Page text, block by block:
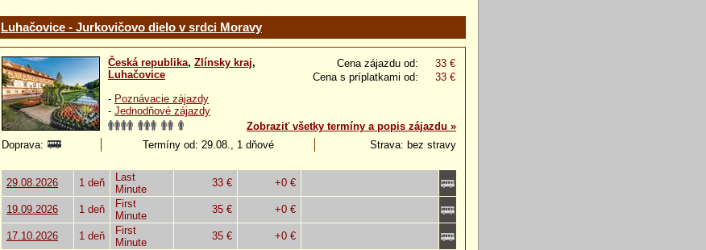
Luhačovice - Jurkovičovo dielo v srdci Moravy
Cena zájazdu od:
33 €
Cena s príplatkami od:
33 €
Česká republika, Zlínsky kraj,
Luhačovice
- Poznávacie zájazdy
- Jednodňové zájazdy
Zobraziť všetky termíny a popis zájazdu »
Doprava:
Termíny od: 29.08., 1 dňové Strava: bez stravy
29.08.2026 1 deň
Last
Minute
33 € +0 €
19.09.2026 1 deň
First
Minute
35 € +0 €
17.10.2026 1 deň
First
Minute
35 €
+0 €